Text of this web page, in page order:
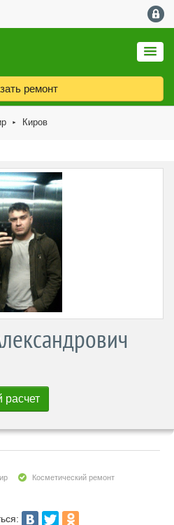
ремонт
► Киров
Косметический ремонт